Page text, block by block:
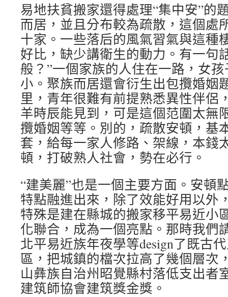
易地扶貧搬家還得處理“集中安”的
而居，並且分布較為疏散，這個處
十家。一些落后的風氣習氣與這種
好比，缺少講衛生的動力。有一句
般？”一個家族的人住在一路，女
小。聚族而居還會衍生出包攬婚姻
里，青年很難有前提熟悉異性伴侶
羊時辰能見到，可是這個范圍太無
攬婚姻等等。別的，疏散安頓，基
套，給每一家人修路、架線，本錢
頓，打破熟人社會，勢在必行。
“建美麗”也是一個主要方面。安頓
特點融進出來，除了效能好用以外
特殊是建在縣城的搬家移平易近小
化聯合，成為一個亮點。那時我們
北平易近族年夜學等design了既古
區，把城鎮的檔次拉高了幾個層次
山彝族自治州昭覺縣村落低支出者
建筑師協會建筑獎金獎。